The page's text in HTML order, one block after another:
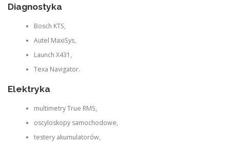
Diagnostyka
Bosch KTS,
Autel MaxiSys,
Launch X431,
Texa Navigator.
Elektryka
multimetry True RMS,
oscyloskopy samochodowe,
testery akumulatorów,